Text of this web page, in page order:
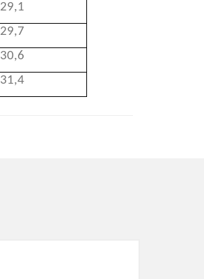
29,1
29,7
30,6
31,4